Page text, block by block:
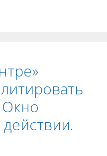
Окно